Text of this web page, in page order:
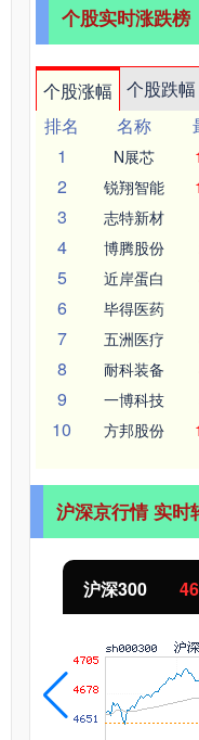
个股实时涨跌榜
个股涨幅 个股跌幅
排名
名称
1
N展芯
2 锐翔智能
3 志特新材
4 博腾股份
5 近岸蛋白
6 毕得医药
7 五洲医疗
8 耐科装备
9 一博科技
10 方邦股份
沪深京行情 实时
北证50